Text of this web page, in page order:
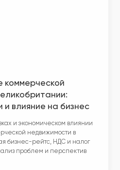
коммерческой
и влияние на бизнес
и экономическом влиянии
недвижимости в
бизнес-рейтс, НДС и налог
проблем и перспектив